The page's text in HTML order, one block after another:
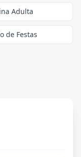
Adulta
de Festas